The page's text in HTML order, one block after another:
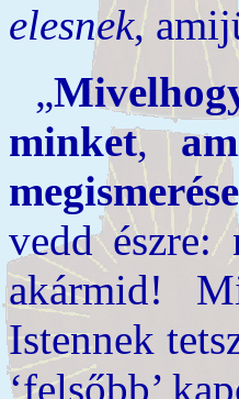
elesnek,
„
minket,ami
vedd
akármid!
Istennek
‘felsőbb’